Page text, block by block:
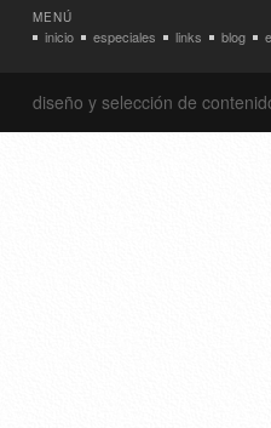
MENÚ
inicio especiales links blog
diseño y selección de